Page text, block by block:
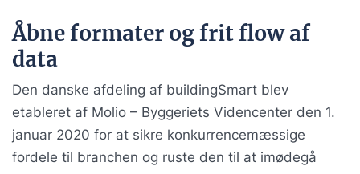
Åbne formater og frit flow af
data
Den danske afdeling af buildingSmart blev
etableret af Molio – Byggeriets Videncenter den 1.
januar 2020 for at sikre konkurrencemæssige
fordele til branchen og ruste den til at imødegå